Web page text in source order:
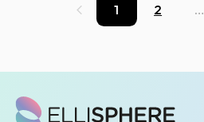
Précédent
1 2 …